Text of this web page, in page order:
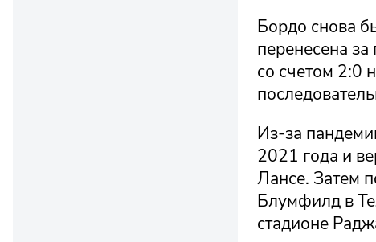
Бордо снова
перенесена
со счетом 2:0
Из-за
2021 года и
Лансе. Затем
Блумфилд в
стадионе